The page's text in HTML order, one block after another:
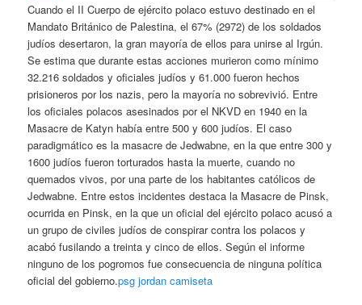
Cuando el II Cuerpo de ejército polaco estuvo destinado en el
Mandato Británico de Palestina, el 67% (2972) de los soldados
judíos desertaron, la gran mayoría de ellos para unirse al Irgún.
Se estima que durante estas acciones murieron como mínimo
32.216 soldados y oficiales judíos y 61.000 fueron hechos
prisioneros por los nazis, pero la mayoría no sobrevivió. Entre
los oficiales polacos asesinados por el NKVD en 1940 en la
Masacre de Katyn había entre 500 y 600 judíos. El caso
paradigmático es la masacre de Jedwabne, en la que entre 300 y
1600 judíos fueron torturados hasta la muerte, cuando no
quemados vivos, por una parte de los habitantes católicos de
Jedwabne. Entre estos incidentes destaca la Masacre de Pinsk,
ocurrida en Pinsk, en la que un oficial del ejército polaco acusó a
un grupo de civiles judíos de conspirar contra los polacos y
acabó fusilando a treinta y cinco de ellos. Según el informe
ninguno de los pogromos fue consecuencia de ninguna política
oficial del gobierno.psg jordan camiseta